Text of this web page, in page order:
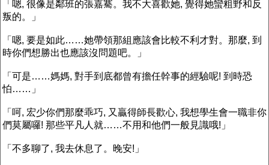
「嗯, 很像是鄰班的張嘉騫。我不大喜歡她, 覺得她蠻粗野和反
叛的。」
「嗯, 要是如此……她帶領那組應該會比較不利才對。那麼, 到
時你們想勝出也應該沒問題吧。」
「可是……媽媽, 對手到底都曾有擔任幹事的經驗呢! 到時恐
怕……」
「呵, 宏少你們那麼乖巧, 又贏得師長歡心, 我想學生會一職非你
們莫屬囉! 那些平凡人就……不用和他們一般見識哦!」
「不多聊了, 我去休息了。晚安!」